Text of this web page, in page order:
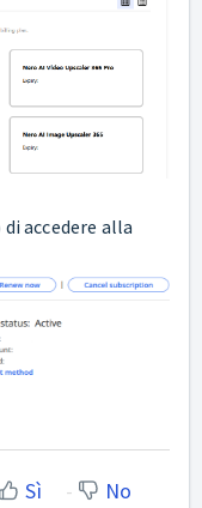
accedere alla
Sì No